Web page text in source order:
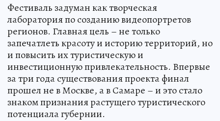
Фестиваль задуман как творческая
лаборатория по созданию видеопортретов
регионов. Главная цель – не только
запечатлеть красоту и историю территорий, но
и повысить их туристическую и
инвестиционную привлекательность. Впервые
за три года существования проекта финал
прошел не в Москве, а в Самаре – и это стало
знаком признания растущего туристического
потенциала губернии.